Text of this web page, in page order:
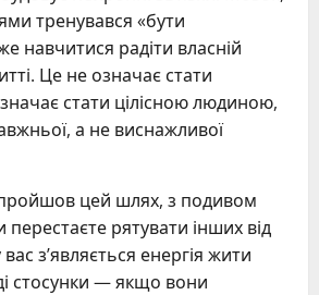
тренувався «бути
навчитися радіти власній
Це не означає стати
стати цілісною людиною,
а не виснажливої
цей шлях, з подивом
перестаєте рятувати інших від
з’являється енергія жити
стосунки — якщо вони